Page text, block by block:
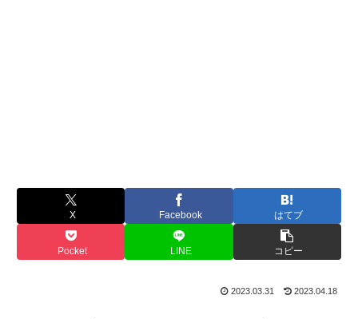
X Facebook はてブ
Pocket LINE コピー
2023.03.31 2023.04.18